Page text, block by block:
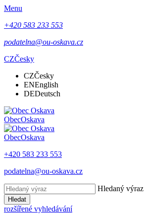
Menu
+420 583 233 553
podatelna@ou-oskava.cz
CZČesky
CZČesky
ENEnglish
DEDeutsch
ObecOskava
ObecOskava
+420 583 233 553
podatelna@ou-oskava.cz
Hledaný výraz
Hledat
rozšířené vyhledávání